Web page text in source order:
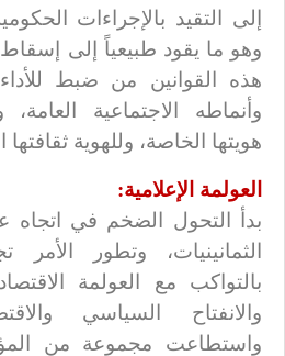
إلى التقيد بالإجراءات
وهو ما يقود طبيعياً إلى إسقاط
هذه القوانين من ضبط
وأنماطه الاجتماعية
هويتها الخاصة، وللهوية
العولمة الإعلامية:
بدأ التحول الضخم في اتجاه
الثمانينيات، وتطور الأمر
بالتواكب مع العولمة
والانفتاح السياسي
واستطاعت مجموعة من